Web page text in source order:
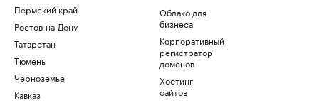
Пермский край
Ростов-на-Дону
Татарстан
Тюмень
Черноземье
Кавказ
Облако для
бизнеса
Корпоративный
регистратор
доменов
Хостинг
сайтов